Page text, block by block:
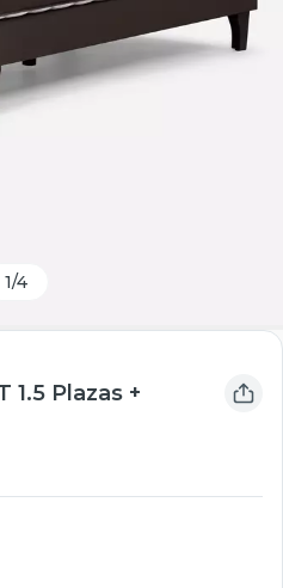
1/4
1.5 Plazas +